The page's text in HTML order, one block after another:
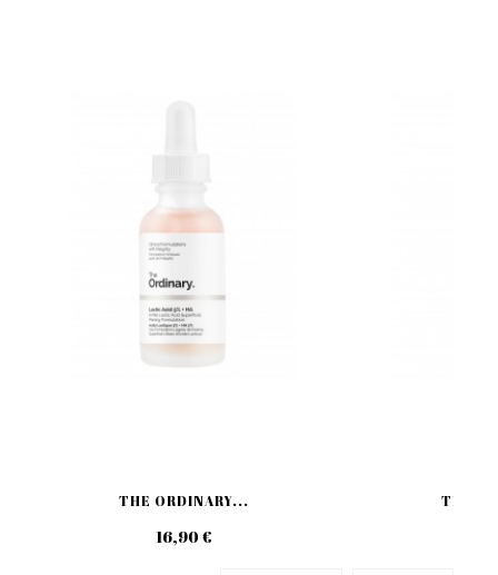
THE ORDINARY...
16,90 €
THE